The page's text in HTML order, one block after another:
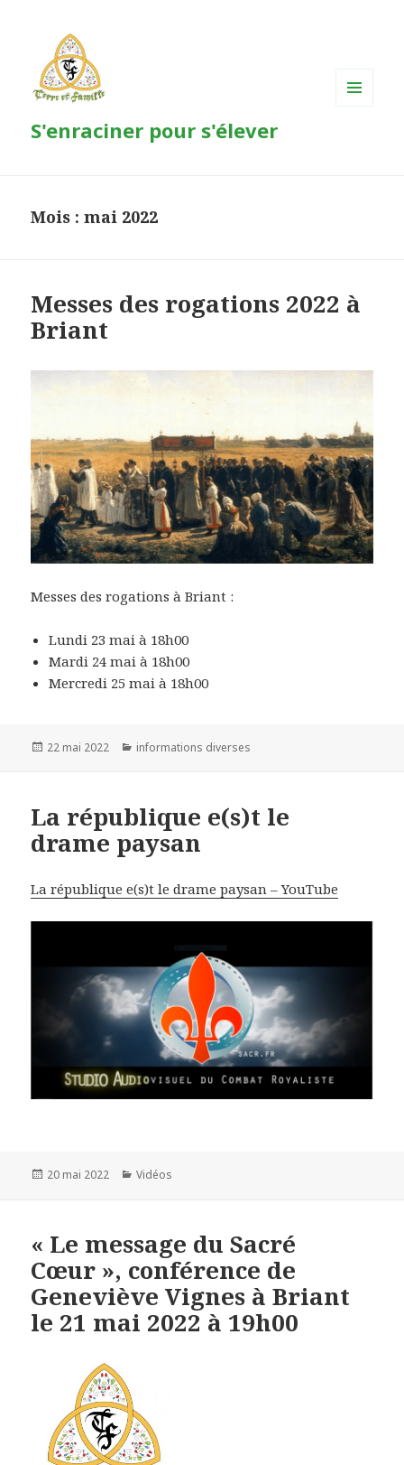
S'enraciner pour s'élever
Mois : mai 2022
Messes des rogations 2022 à
Briant
Messes des rogations à Briant :
Lundi 23 mai à 18h00
Mardi 24 mai à 18h00
Mercredi 25 mai à 18h00
Publié
22 mai 2022 Catégories
informations diverses
La république e(s)t le
drame paysan
La république e(s)t le drame paysan – YouTube
Publié
20 mai 2022 Catégories
Vidéos
« Le message du Sacré
Cœur », conférence de
Geneviève Vignes à Briant
le 21 mai 2022 à 19h00